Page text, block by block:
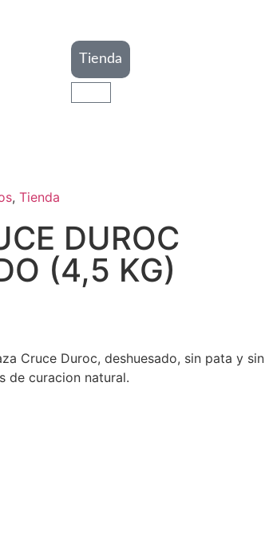
Tienda
, Tienda
DUROC
(4,5 KG)
Cruce Duroc, deshuesado, sin pata y sin
de curacion natural.